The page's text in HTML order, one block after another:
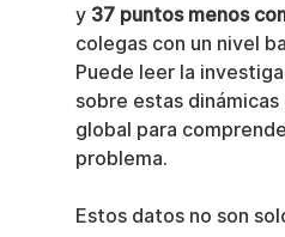
y 37 puntos menos
colegas con un nivel
Puede leer la
sobre estas
global para
problema.
Estos datos no son